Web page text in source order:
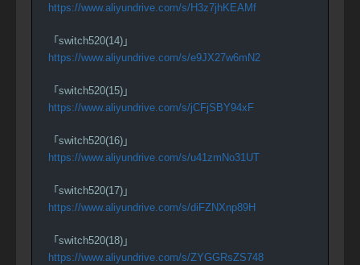
https://www.aliyundrive.com/s/H3z7jhKEAMf
「switch520(14)」
https://www.aliyundrive.com/s/e9JX27w6mN2
「switch520(15)」
https://www.aliyundrive.com/s/jCFjSBY94xF
「switch520(16)」
https://www.aliyundrive.com/s/u41zmNo31UT
「switch520(17)」
https://www.aliyundrive.com/s/diFZNXnp89H
「switch520(18)」
https://www.aliyundrive.com/s/ZYGGRsZS748